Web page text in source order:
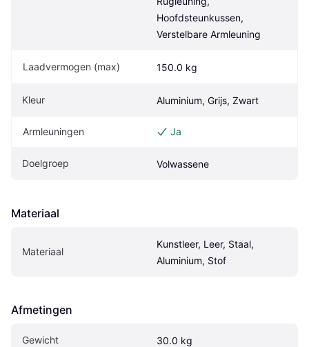
Hoofdsteunkussen,
Verstelbare Armleuning
Laadvermogen (max) 150.0 kg
Kleur Aluminium, Grijs, Zwart
Armleuningen Ja
Doelgroep Volwassene
Materiaal
Materiaal
Kunstleer, Leer, Staal,
Aluminium, Stof
Afmetingen
Gewicht 30.0 kg